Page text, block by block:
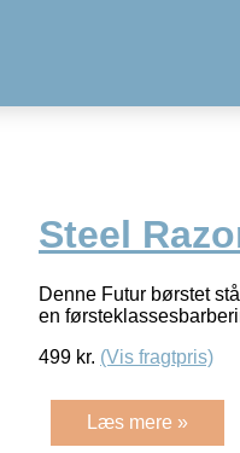
Steel
Denne Futur børstet
en
499 kr. (Vis fragtpris)
Læs mere »